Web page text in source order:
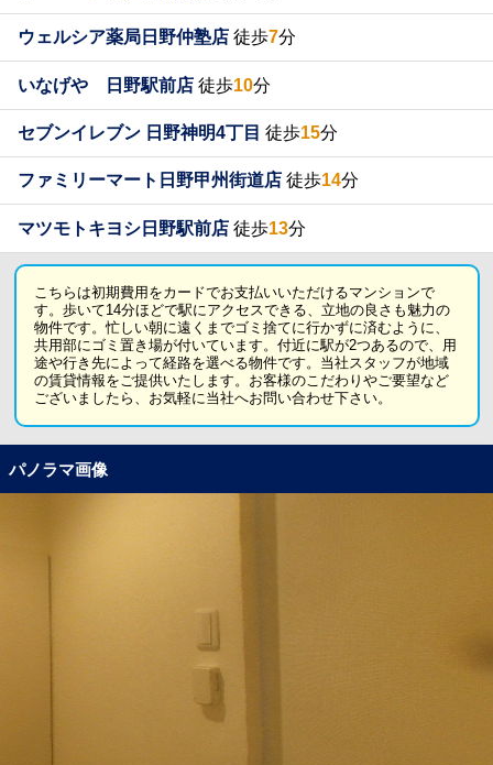
ウェルシア薬局日野仲塾店 徒歩7分
いなげや 日野駅前店 徒歩10分
セブンイレブン 日野神明4丁目 徒歩15分
ファミリーマート日野甲州街道店 徒歩14分
マツモトキヨシ日野駅前店 徒歩13分
こちらは初期費用をカードでお支払いいただけるマンションで
す。歩いて14分ほどで駅にアクセスできる、立地の良さも魅力の
物件です。忙しい朝に遠くまでゴミ捨てに行かずに済むように、
共用部にゴミ置き場が付いています。付近に駅が2つあるので、用
途や行き先によって経路を選べる物件です。当社スタッフが地域
の賃貸情報をご提供いたします。お客様のこだわりやご要望など
ございましたら、お気軽に当社へお問い合わせ下さい。
パノラマ画像